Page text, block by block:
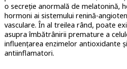
o secreție anormală de melatonină,
hormoni ai sistemului renină-
vasculare. În al treilea rând, poate
asupra îmbătrânirii premature a
influențarea enzimelor antioxidante
antiinflamatori.